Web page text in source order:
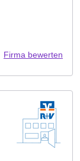
Firma bewerten